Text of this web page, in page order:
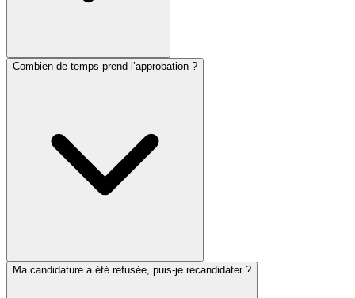
Combien de temps prend l’approbation ?
Ma candidature a été refusée, puis-je recandidater ?